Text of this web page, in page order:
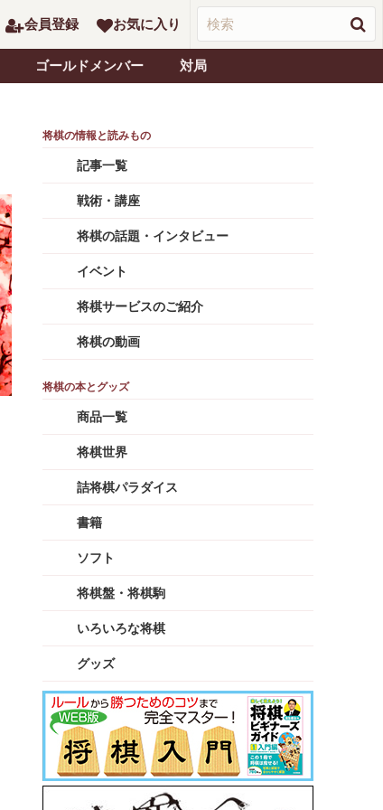
会員登録 お気に入り
ゴールドメンバー 対局
記事一覧
戦術・講座
将棋の話題・インタビュー
イベント
将棋サービスのご紹介
将棋の動画
商品一覧
将棋世界
詰将棋パラダイス
書籍
ソフト
将棋盤・将棋駒
いろいろな将棋
グッズ